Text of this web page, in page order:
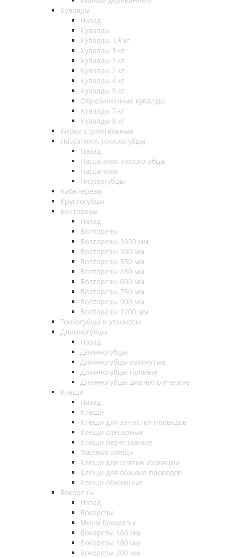
Кувалды
Назад
Кувалды
Кувалды 1,5 кг
Кувалды 3 кг
Кувалды 1 кг
Кувалды 2 кг
Кувалды 4 кг
Кувалды 5 кг
Обрезиненные кувалды
Кувалды 7 кг
Кувалды 8 кг
Кирки строительные
Пассатижи, плоскогубцы
Назад
Пассатижи, плоскогубцы
Пассатижи
Плоскогубцы
Кабелерезы
Круглогубцы
Болторезы
Назад
Болторезы
Болторезы 1050 мм
Болторезы 300 мм
Болторезы 350 мм
Болторезы 450 мм
Болторезы 600 мм
Болторезы 750 мм
Болторезы 900 мм
Болторезы 1200 мм
Тонкогубцы и утконосы
Длинногубцы
Назад
Длинногубцы
Длинногубцы изогнутые
Длинногубцы прямые
Длинногубцы диэлектрические
Клещи
Назад
Клещи
Клещи для зачистки проводов
Клещи слесарные
Клещи переставные
Токовые клещи
Клещи для снятия изоляции
Клещи для обжима проводов
Клещи обжимные
Бокорезы
Назад
Бокорезы
Мини бокорезы
Бокорезы 160 мм
Бокорезы 180 мм
Бокорезы 200 мм